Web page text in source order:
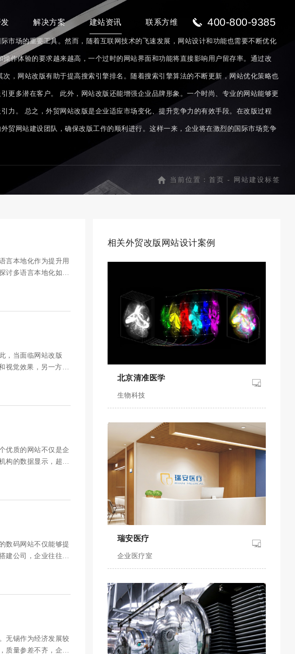
解决方案 建站资讯 联系方维 400-800-9385
市场的重要工具。然而，随着互联网技术的飞速发展，网站设计和功能也需要不断优化
作体验的要求越来越高，一个过时的网站界面和功能将直接影响用户留存率。通过改
，网站改版有助于提高搜索引擎排名。随着搜索引擎算法的不断更新，网站优化策略也
更多潜在客户。 此外，网站改版还能增强企业品牌形象。一个时尚、专业的网站能够更
力。 总之，外贸网站改版是企业适应市场变化、提升竞争力的有效手段。在改版过程
贸网站建设团队，确保改版工作的顺利进行。这样一来，企业将在激烈的国际市场竞争
当前位置： 首页 - 网站建设标签
言本地化作为提升用
讨多语言本地化如何
，当面临网站改版
视觉效果，另一方面
优质的网站不仅是企
构的数据显示，超过
数码网站不仅能够提
建公司，企业往往难
无锡作为经济发展较
质量参差不齐，企业
相关外贸改版网站设计案例
北京清准医学
生物科技
瑞安医疗
企业医疗室